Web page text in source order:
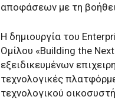
αποφάσεων με τη
Η δημιουργία του
Ομίλου «Building the
εξειδικευμένων
τεχνολογικές
τεχνολογικού